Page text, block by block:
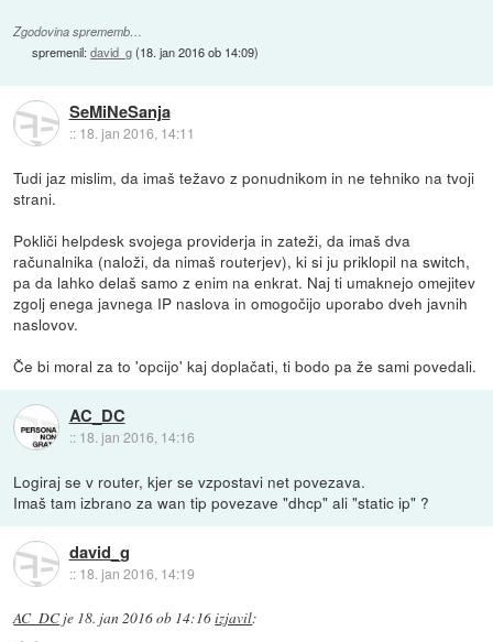
Zgodovina sprememb…
spremenil:david_g(18. jan 2016 ob 14:09)
SeMiNeSanja
:: 18. jan 2016, 14:11
Tudi jaz mislim, da imaš težavo z ponudnikom in ne tehniko na tvoji
strani.
Pokliči helpdesk svojega providerja in zateži, da imaš dva
računalnika (naloži, da nimaš routerjev), ki si ju priklopil na switch,
pa da lahko delaš samo z enim na enkrat. Naj ti umaknejo omejitev
zgolj enega javnega IP naslova in omogočijo uporabo dveh javnih
naslovov.
Če bi moral za to 'opcijo' kaj doplačati, ti bodo pa že sami povedali.
AC_DC
:: 18. jan 2016, 14:16
Logiraj se v router, kjer se vzpostavi net povezava.
Imaš tam izbrano za wan tip povezave "dhcp" ali "static ip" ?
david_g
:: 18. jan 2016, 14:19
AC_DCje 18. jan 2016 ob 14:16izjavil: